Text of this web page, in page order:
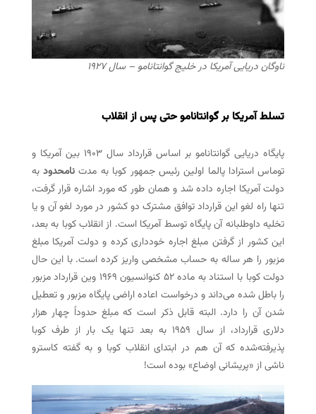
ناوگان دریایی آمریکا در خلیج گوانتانامو – سال ۱۹۲۷
تسلط آمریکا بر گوانتانامو حتی پس از انقلاب
پایگاه دریایی گوانتانامو بر اساس قرارداد سال ۱۹۰۳ بین آمریکا و
توماس استرادا پالما اولین رئیس جمهور کوبا به مدت نامحدودبه
دولت آمریکا اجاره داده شد و همان طور که مورد اشاره قرار گرفت،
تنها راه لغو این قرارداد توافق مشترک دو کشور در مورد لغو آن و یا
تخلیه داوطلبانه آن پایگاه توسط آمریکا است. از انقلاب کوبا به بعد،
این کشور از گرفتن مبلغ اجاره خودداری کرده و دولت آمریکا مبلغ
مزبور را هر ساله به حساب مشخصی واریز کرده است. با این حال
دولت کوبا با استناد به ماده ۵۲ کنوانسیون ۱۹۶۹ وین قرارداد مزبور
را باطل شده می‌داند و درخواست اعاده اراضی پایگاه مزبور و تعطیل
شدن آن را دارد. البته قابل ذکر است که مبلغ حدوداً چهار هزار
دلاری قرارداد، از سال ۱۹۵۹ به بعد تنها یک بار از طرف کوبا
پذیرفته‌شده که آن هم در ابتدای انقلاب کوبا و به گفته کاسترو
ناشی از «پریشانی اوضاع» بوده است!